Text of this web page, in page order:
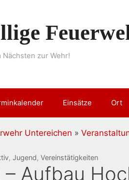
Nächsten zur Wehr!
Einsätze Ort
Untereichen »
, Jugend, Vereinstätigkeiten
– Aufbau